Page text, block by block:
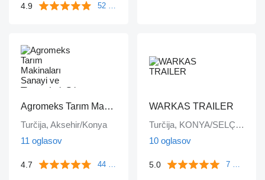
4.9 52 mnenj
Agromeks Tarım Makinaları Sanayi ve Ticaret Ltd. Şti.
Turčija, Aksehir/Konya
11 oglasov
4.7 44 mnenj
WARKAS TRAILER
Turčija, KONYA/SELÇUKLU
10 oglasov
5.0 7 mnenj